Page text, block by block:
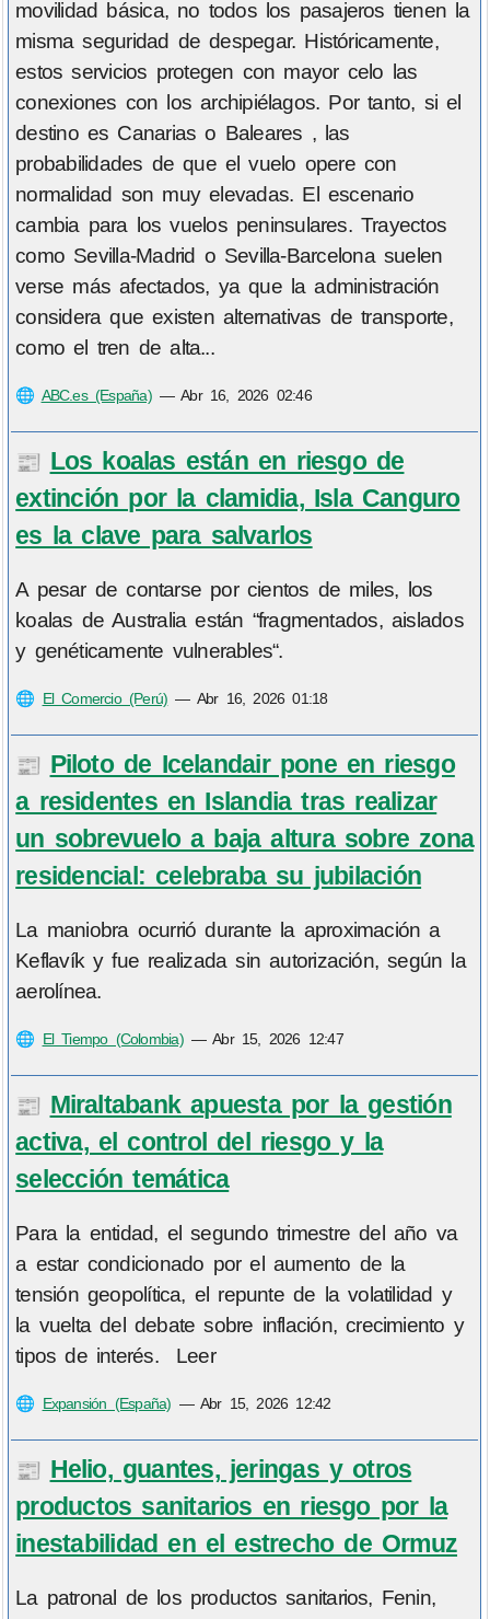
movilidad básica, no todos los pasajeros tienen la
misma seguridad de despegar. Históricamente,
estos servicios protegen con mayor celo las
conexiones con los archipiélagos. Por tanto, si el
destino es Canarias o Baleares , las
probabilidades de que el vuelo opere con
normalidad son muy elevadas. El escenario
cambia para los vuelos peninsulares. Trayectos
como Sevilla-Madrid o Sevilla-Barcelona suelen
verse más afectados, ya que la administración
considera que existen alternativas de transporte,
como el tren de alta...
🌐 ABC.es (España)—Abr 16, 2026 02:46
📰 Los koalas están en riesgo de
extinción por la clamidia, Isla Canguro
es la clave para salvarlos
A pesar de contarse por cientos de miles, los
koalas de Australia están “fragmentados, aislados
y genéticamente vulnerables“.
🌐 El Comercio (Perú) — Abr 16, 2026 01:18
📰 Piloto de Icelandair pone en riesgo
a residentes en Islandia tras realizar
un sobrevuelo a baja altura sobre zona
residencial: celebraba su jubilación
La maniobra ocurrió durante la aproximación a
Keflavík y fue realizada sin autorización, según la
aerolínea.
🌐 El Tiempo (Colombia)—Abr 15, 2026 12:47
📰 Miraltabank apuesta por la gestión
activa, el control del riesgo y la
selección temática
Para la entidad, el segundo trimestre del año va
a estar condicionado por el aumento de la
tensión geopolítica, el repunte de la volatilidad y
la vuelta del debate sobre inflación, crecimiento y
tipos de interés. Leer
🌐 Expansión (España) — Abr 15, 2026 12:42
📰 Helio, guantes, jeringas y otros
productos sanitarios en riesgo por la
inestabilidad en el estrecho de Ormuz
La patronal de los productos sanitarios, Fenin,